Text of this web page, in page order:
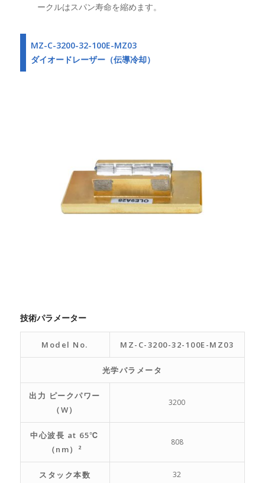
ークルはスパン寿命を縮めます。
MZ-C-3200-32-100E-MZ03
ダイオードレーザー（伝導冷却）
技術パラメーター
Model No. MZ-C-3200-32-100E-MZ03
光学パラメータ
出力 ピークパワー
（W）
3200
中心波長 at 65℃
（nm）²
808
スタック本数 32